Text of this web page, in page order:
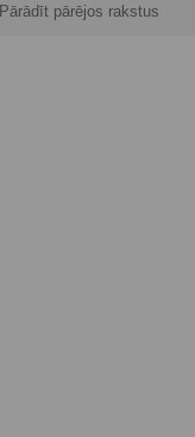
Pārādīt pārējos rakstus